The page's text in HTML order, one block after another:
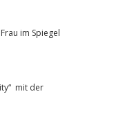
im Spiegel
mit der